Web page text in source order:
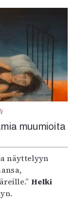
muumioita
näyttelyyn
Helki